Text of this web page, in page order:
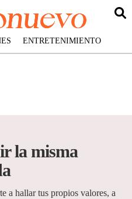
ENTRETENIMIENTO
la misma
a hallar tus propios valores, a